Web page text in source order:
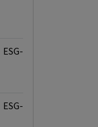
ESG-Fonds
ESG-Fonds